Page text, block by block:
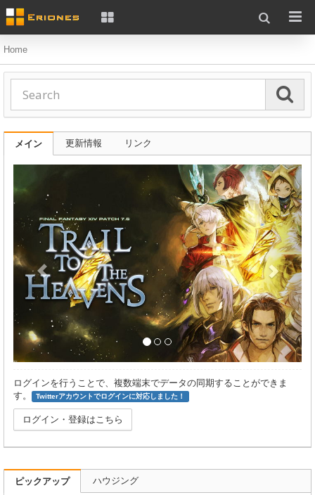
Home
メイン 更新情報 リンク
ログインを行うことで、複数端末でデータの同期することができま
す。
Twitterアカウントでログインに対応しました！
ログイン・登録はこちら
ピックアップ ハウジング